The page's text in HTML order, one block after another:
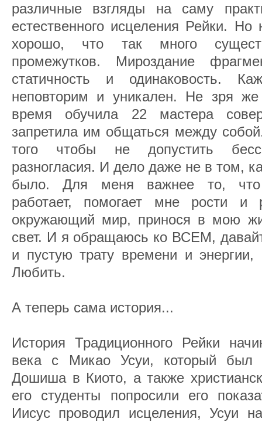
различные взгляды на саму
естественного исцеления Рейки.
хорошо, что так много
промежутков. Мироздание
статичность и одинаковость.
неповторим и уникален. Не зря
время обучила 22 мастера
запретила им общаться между
того чтобы не допустить
разногласия. И дело даже не в том,
было. Для меня важнее то, что
работает, помогает мне рости и
окружающий мир, принося в мою
свет. И я обращаюсь ко ВСЕМ,
и пустую трату времени и
Любить.
А теперь сама история...
История Традиционного Рейки
века с Микао Усуи, который был
Дошиша в Киото, а также
его студенты попросили его
Иисус проводил исцеления, Усуи